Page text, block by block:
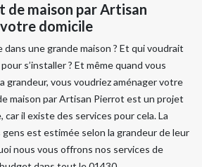
de maison par Artisan
domicile
dans une grande maison ? Et qui voudrait
s’installer ? Et même quand vous
grandeur, vous voudriez aménager votre
maison par Artisan Pierrot est un projet
il existe des services pour cela. La
est estimée selon la grandeur de leur
nous vous offrons nos services de